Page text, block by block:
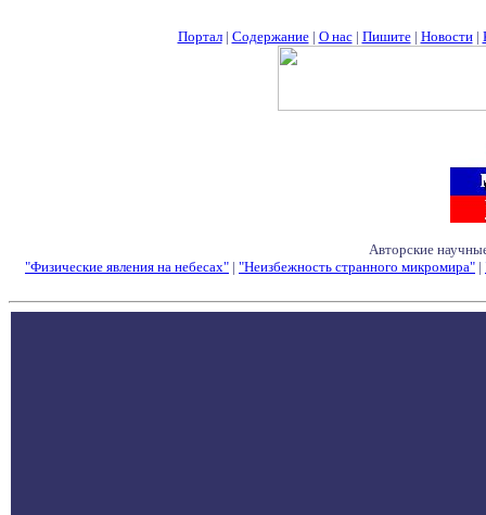
Портал| Содержание| О нас| Пишите| Новости|
Авторские
"Физические явления на небесах" | "Неизбежность странного микромира" |